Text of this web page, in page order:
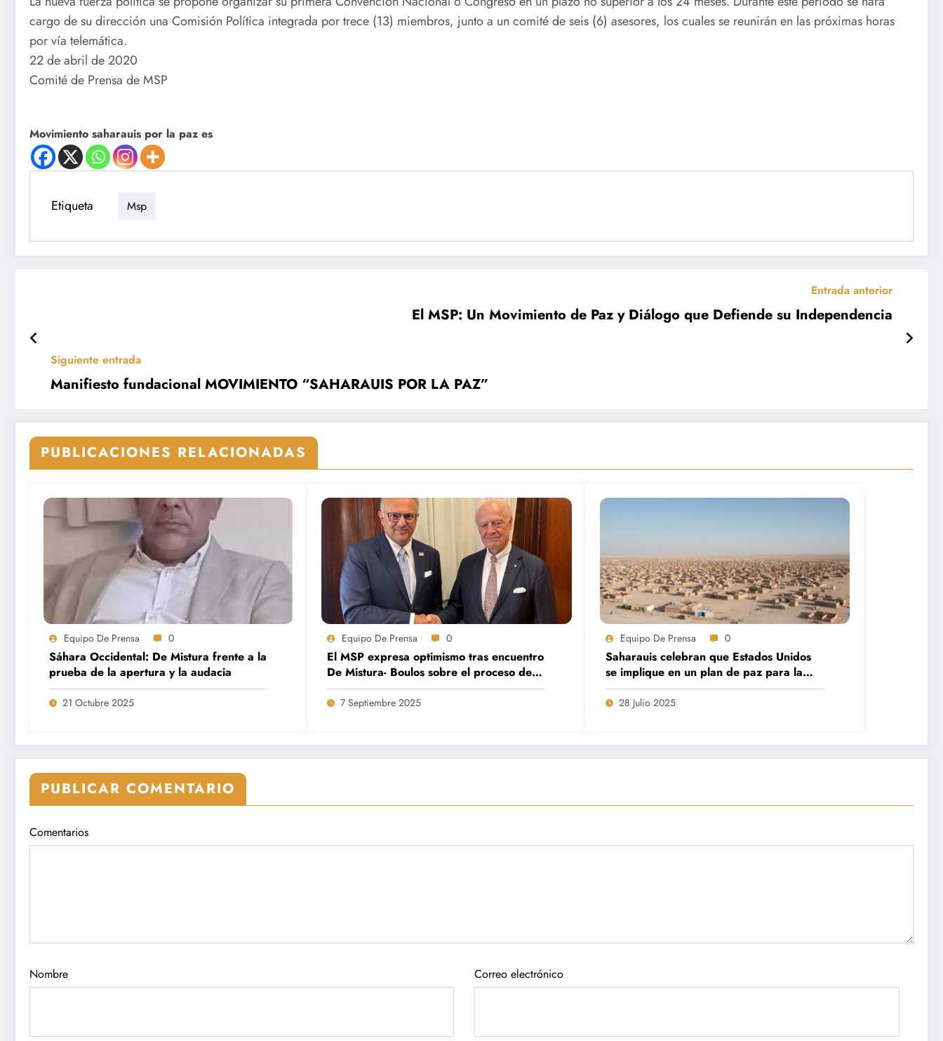
cargo de su dirección una Comisión Política integrada por trece (13) miembros, junto a un comité de seis (6) asesores, los cuales se reunirán en las próximas horas
por vía telemática.
22 de abril de 2020
Comité de Prensa de MSP
Movimiento saharauis por la paz es
Etiqueta Msp
Entrada anterior
El MSP: Un Movimiento de Paz y Diálogo que Defiende su Independencia
Siguiente entrada
Manifiesto fundacional MOVIMIENTO “SAHARAUIS POR LA PAZ”
PUBLICACIONES RELACIONADAS
Equipo De Prensa 0
Sáhara Occidental: De Mistura frente a la
prueba de la apertura y la audacia
21 Octubre 2025
Equipo De Prensa 0
El MSP expresa optimismo tras encuentro
De Mistura- Boulos sobre el proceso de
paz en el Sáhara Occidental.
7 Septiembre 2025
Equipo De Prensa 0
Saharauis celebran que Estados Unidos
se implique en un plan de paz para la
zona
28 Julio 2025
PUBLICAR COMENTARIO
Comentarios
Nombre Correo electrónico